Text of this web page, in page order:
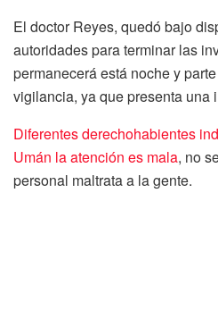
El doctor Reyes, quedó bajo
autoridades para terminar las
permanecerá está noche y
vigilancia, ya que presenta una
Diferentes derechohabientes
Umán la atención es mala, no
personal maltrata a la gente.